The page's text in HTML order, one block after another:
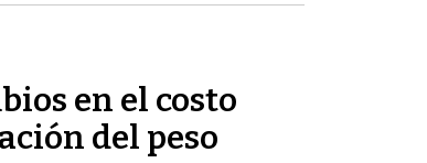
en el costo
del peso